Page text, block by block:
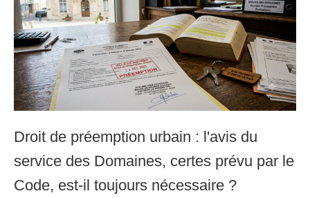
Droit de préemption urbain : l'avis du
service des Domaines, certes prévu par le
Code, est-il toujours nécessaire ?